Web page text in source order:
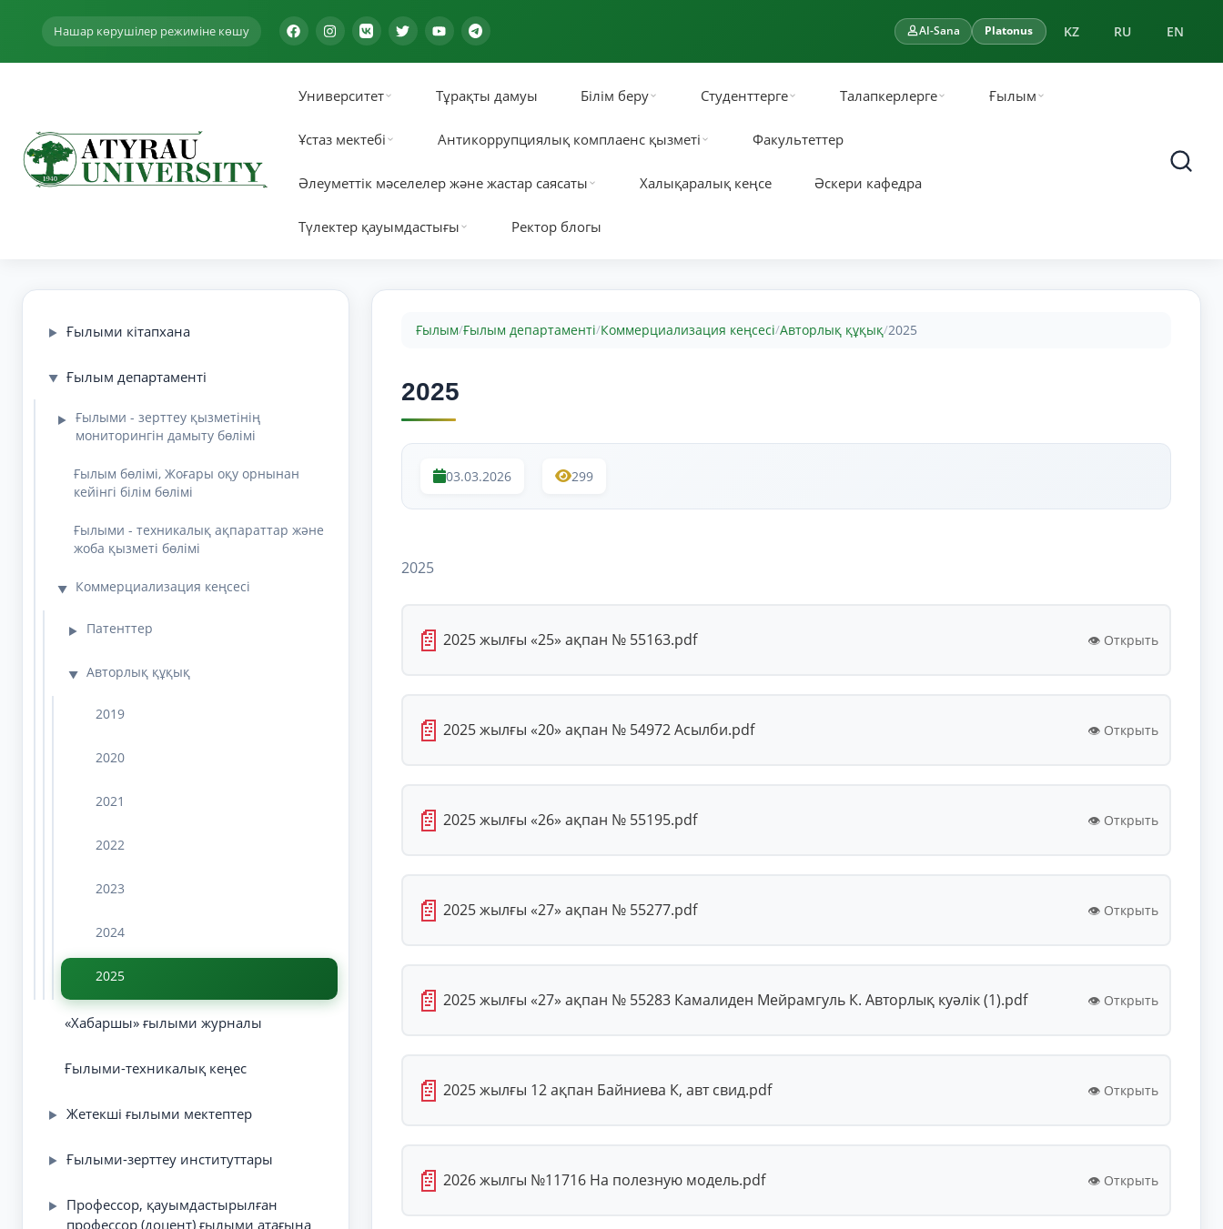
Нашар көрушілер режиміне көшу AI-Sana Platonus KZ RU EN
Университет Тұрақты дамуы Білім беру Студенттерге Талапкерлерге Ғылым
Ұстаз мектебі Антикоррупциялық комплаенс қызметі Факультеттер
Әлеуметтік мәселелер және жастар саясаты Халықаралық кеңсе Әскери кафедра
Түлектер қауымдастығы Ректор блогы
▶ Ғылыми кітапхана
▼ Ғылым департаменті
▶
Ғылыми - зерттеу қызметінің
мониторингін дамыту бөлімі
Ғылым бөлімі, Жоғары оқу орнынан
кейінгі білім бөлімі
Ғылыми - техникалық ақпараттар және
жоба қызметі бөлімі
▼ Коммерциализация кеңсесі
▶ Патенттер
▼ Авторлық құқық
2019
2020
2021
2022
2023
2024
2025
«Хабаршы» ғылыми журналы
Ғылыми-техникалық кеңес
▶ Жетекші ғылыми мектептер
▶ Ғылыми-зерттеу институттары
▶
Профессор, қауымдастырылған
профессор (доцент) ғылыми атағына
Ғылым/Ғылым департаменті/Коммерциализация кеңсесі/Авторлық құқық/2025
2025
03.03.2026 299
2025
📄 2025 жылғы «25» ақпан № 55163.pdf 👁️ Открыть
📄 2025 жылғы «20» ақпан № 54972 Асылби.pdf 👁️ Открыть
📄 2025 жылғы «26» ақпан № 55195.pdf 👁️ Открыть
📄 2025 жылғы «27» ақпан № 55277.pdf 👁️ Открыть
📄 2025 жылғы «27» ақпан № 55283 Камалиден Мейрамгуль К. Авторлық куәлік (1).pdf 👁️ Открыть
📄 2025 жылғы 12 ақпан Байниева К, авт свид.pdf 👁️ Открыть
📄 2026 жылгы №11716 На полезную модель.pdf 👁️ Открыть